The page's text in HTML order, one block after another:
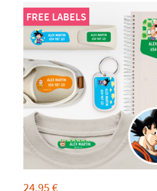
FREE LABELS
24,95 €